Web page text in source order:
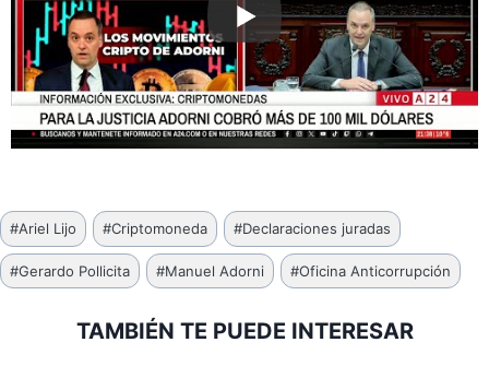
Etiquetas
de
la
#Ariel Lijo #Criptomoneda #Declaraciones juradas
#Gerardo Pollicita #Manuel Adorni #Oficina Anticorrupción
TAMBIÉN TE PUEDE INTERESAR